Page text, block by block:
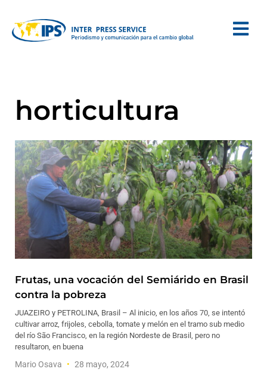
horticultura
Frutas, una vocación del Semiárido en Brasil
contra la pobreza
JUAZEIRO y PETROLINA, Brasil – Al inicio, en los años 70, se intentó
cultivar arroz, frijoles, cebolla, tomate y melón en el tramo sub medio
del río São Francisco, en la región Nordeste de Brasil, pero no
resultaron, en buena
Mario Osava 28 mayo, 2024